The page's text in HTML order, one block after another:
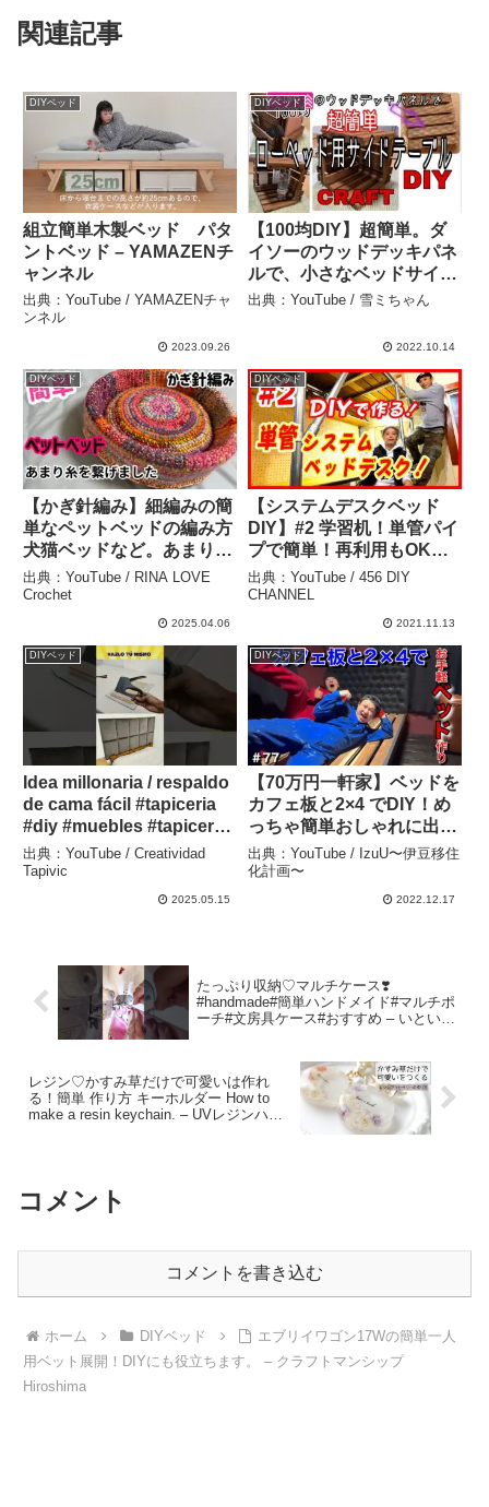
関連記事
DIYベッド
組立簡単木製ベッド パタ
ントベッド – YAMAZENチ
ャンネル
出典：YouTube / YAMAZENチャ
ンネル
2023.09.26
DIYベッド
【100均DIY】超簡単。ダ
イソーのウッドデッキパネ
ルで、小さなベッドサイド
テーブル作りました。 – 雪
出典：YouTube / 雪ミちゃん
2022.10.14
DIYベッド
【かぎ針編み】細編みの簡
単なペットベッドの編み方
犬猫ベッドなど。あまり糸
を繋げました❤️ – RINA
LOVE Crochet
出典：YouTube / RINA LOVE
Crochet
2025.04.06
DIYベッド
【システムデスクベッド
DIY】#2 学習机！単管パイ
プで簡単！再利用もOK！
システムデスクベッド小学
生入学準備で学習机も単管
パイプDIY！ – 456 DIY
出典：YouTube / 456 DIY
CHANNEL
2021.11.13
DIYベッド
Idea millonaria / respaldo
de cama fácil #tapiceria
#diy #muebles #tapicero
#shorts – Creatividad
Tapivic
出典：YouTube / Creatividad
Tapivic
2025.05.15
DIYベッド
【70万円一軒家】ベッドを
カフェ板と2×4 でDIY！め
っちゃ簡単おしゃれに出来
た！廃墟みたいな古民家を
大人の秘密基地に改装！ワ
クワクハウスを素人だけで
出典：YouTube / IzuU〜伊豆移住
化計画〜
2022.12.17
たっぷり収納♡マルチケース❣️
#handmade#簡単ハンドメイド#マルチポ
ーチ#文房具ケース#おすすめ – いといと
レジン♡かすみ草だけで可愛いは作れ
る！簡単 作り方 キーホルダー How to
make a resin keychain. – UVレジンハン
コメント
コメントを書き込む
ホーム DIYベッド
エブリイワゴン17Wの簡単一人
用ベット展開！DIYにも役立ちます。 – クラフトマンシップ
Hiroshima